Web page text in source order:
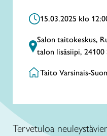
15.03.2025 klo
Salon taitokeskus,
talon lisäsiipi, 24100
Taito Varsinais-
Tervetuloa